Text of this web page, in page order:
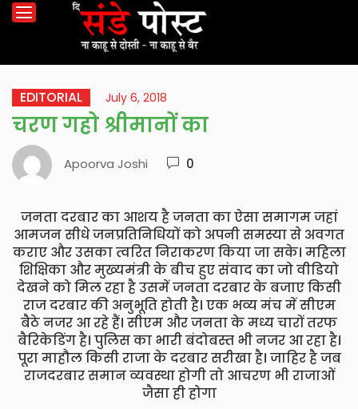
EDITORIAL July 6, 2018
चरण गहो श्रीमानों का
Apoorva Joshi 0
जनता दरबार का आशय है जनता का ऐसा समागम जहां
आमजन सीधे जनप्रतिनिधियों को अपनी समस्या से अवगत
कराए और उसका त्वरित निराकरण किया जा सके। महिला
शिक्षिका और मुख्यमंत्री के बीच हुए संवाद का जो वीडियो
देखने को मिल रहा है उसमें जनता दरबार के बजाए किसी
राज दरबार की अनुभूति होती है। एक भव्य मंच में सीएम
बैठे नजर आ रहे हैं। सीएम और जनता के मध्य चारों तरफ
बैरिकेडिंग है। पुलिस का भारी बंदोबस्त भी नजर आ रहा है।
पूरा माहौल किसी राजा के दरबार सरीखा है। जाहिर है जब
राजदरबार समान व्यवस्था होगी तो आचरण भी राजाओं
जैसा ही होगा